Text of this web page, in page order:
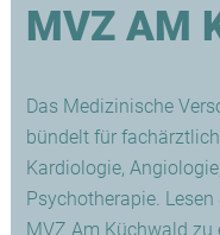
MVZ AM
Das Medizinische
bündelt für
Kardiologie,
Psychotherapie.
MVZ Am Küchwald zu